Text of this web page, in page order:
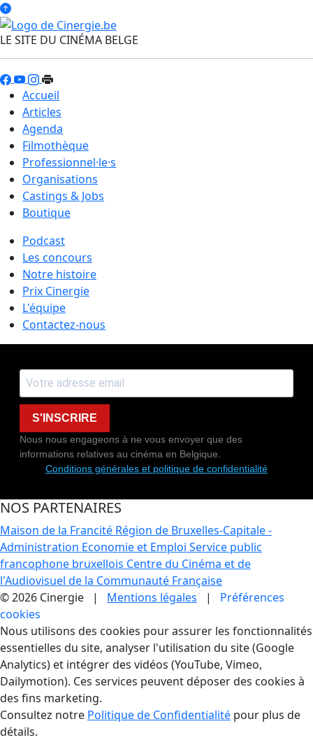
LE SITE DU CINÉMA BELGE
Accueil
Articles
Agenda
Filmothèque
Professionnel·le·s
Organisations
Castings & Jobs
Boutique
Podcast
Les concours
Notre histoire
Prix Cinergie
L'équipe
Contactez-nous
S'INSCRIRE
Nous nous engageons à ne vous envoyer que des
informations relatives au cinéma en Belgique.
Conditions générales et politique de confidentialité
NOS PARTENAIRES
Maison de la Francité Région de Bruxelles-Capitale -
Administration Economie et Emploi Service public
francophone bruxellois Centre du Cinéma et de
l'Audiovisuel de la Communauté Française
© 2026 Cinergie | Mentions légales | Préférences
cookies
Gestion des Cookies
Nous utilisons des cookies pour assurer les fonctionnalités
essentielles du site, analyser l'utilisation du site (Google
Analytics) et intégrer des vidéos (YouTube, Vimeo,
Dailymotion). Ces services peuvent déposer des cookies à
des fins marketing.
Consultez notre Politique de Confidentialité pour plus de
détails.